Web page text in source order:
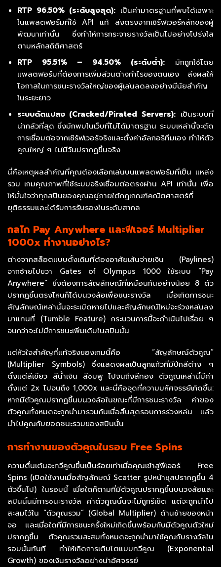
RTP 96.50% (ระดับสูงสุด):เป็นค่ามาตรฐานที่พบได้เฉพาะ
ในแพลตฟอร์มที่ใช้ API แท้ ส่งตรงจากเซิร์ฟเวอร์หลักของผู้
พัฒนาเท่านั้น ซึ่งทำให้การกระจายรางวัลเป็นไปอย่างโปร่งใส
ตามหลักสถิติศาสตร์
RTP 95.51% – 94.50% (ระดับต่ำ):มักถูกใช้โดย
แพลตฟอร์มที่ต้องการเพิ่มส่วนต่างกำไรของตนเอง ส่งผลให้
โอกาสในการชนะรางวัลใหญ่ของผู้เล่นลดลงอย่างมีนัยสำคัญ
ในระยะยาว
ระบบดัดแปลง (Cracked/Pirated Servers): เป็นระบบที่
น่ากลัวที่สุด ซึ่งมักพบในเว็บที่ไม่ได้มาตรฐาน ระบบเหล่านี้จะตัด
การเชื่อมต่อจากเซิร์ฟเวอร์จริงและตั้งค่าอัลกอริทึมเอง ทำให้ตัว
คูณใหญ่ ๆ ไม่มีวันปรากฏขึ้นจริง
นี่คือเหตุผลสำคัญที่คุณต้องเลือกเล่นบนแพลตฟอร์มที่เป็น แหล่ง
รวม เกมคุณภาพที่ใช้ระบบจริงเชื่อมต่อตรงผ่าน API เท่านั้น เพื่อ
ให้มั่นใจว่าทุกสปินของคุณอยู่ภายใต้กฎเกณฑ์คณิตศาสตร์ที่
ยุติธรรมและได้รับการรับรองในระดับสากล
กลไก Pay Anywhere และฟีเจอร์ Multiplier
1000x ทำงานอย่างไร?
ต่างจากสล็อตแบบดั้งเดิมที่ต้องอาศัยเส้นจ่ายเงิน (Paylines)
จากซ้ายไปขวา Gates of Olympus 1000 ใช้ระบบ “Pay
Anywhere” ซึ่งต้องการสัญลักษณ์ที่เหมือนกันอย่างน้อย 8 ตัว
ปรากฏขึ้นตรงไหนก็ได้บนวงล้อเพื่อชนะรางวัล เมื่อเกิดการชนะ
สัญลักษณ์เหล่านั้นจะระเบิดหายไปและสัญลักษณ์ใหม่จะร่วงหล่นลง
มาแทนที่ (Tumble Feature) กระบวนการนี้จะดำเนินไปเรื่อย ๆ
จนกว่าจะไม่มีการชนะเพิ่มเติมในสปินนั้น
แต่หัวใจสำคัญที่แท้จริงของเกมนี้คือ “สัญลักษณ์ตัวคูณ”
(Multiplier Symbols) ซึ่งแสดงผลเป็นลูกแก้วที่มีปีกสีต่าง ๆ
ตั้งแต่สีเขียว สีน้ำเงิน สีชมพู ไปจนถึงสีทอง ตัวคูณเหล่านี้มีค่า
ตั้งแต่ 2x ไปจนถึง 1,000x และนี่คือจุดที่ความมหัศจรรย์เกิดขึ้น:
หากมีตัวคูณปรากฏขึ้นบนวงล้อในขณะที่มีการชนะรางวัล ค่าของ
ตัวคูณทั้งหมดจะถูกนำมารวมกันเมื่อสิ้นสุดรอบการร่วงหล่น แล้ว
นำไปคูณกับยอดชนะรวมของสปินนั้น
การทำงานของตัวคูณในรอบ Free Spins
ความตื่นเต้นจะทวีคูณขึ้นเป็นร้อยเท่าเมื่อคุณเข้าสู่ฟีเจอร์ Free
Spins (เปิดใช้งานเมื่อสัญลักษณ์ Scatter รูปหน้าซุสปรากฏขึ้น 4
ตัวขึ้นไป) ในรอบนี้ เมื่อใดก็ตามที่มีตัวคูณปรากฏขึ้นบนวงล้อและ
สปินนั้นมีการชนะรางวัล ค่าตัวคูณนั้นจะไม่ถูกรีเซ็ต แต่จะถูกนำไป
สะสมไว้ใน “ตัวคูณรวม” (Global Multiplier) ด้านซ้ายของหน้า
จอ และเมื่อใดที่มีการชนะครั้งใหม่เกิดขึ้นพร้อมกับมีตัวคูณตัวใหม่
ปรากฏขึ้น ตัวคูณรวมสะสมทั้งหมดจะถูกนำมาใช้คูณกับรางวัลใน
รอบนั้นทันที ทำให้เกิดการเติบโตแบบทวีคูณ (Exponential
Growth) ของเงินรางวัลอย่างน่าอัศจรรย์